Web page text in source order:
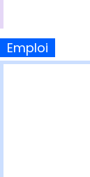
Emploi